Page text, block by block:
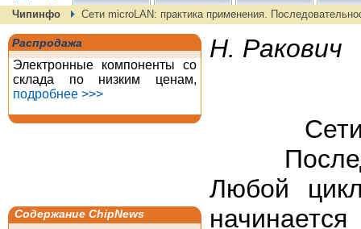
Чипинфо Сети microLAN: практика применения.
Распродажа
Электронные компоненты со
склада по низким ценам,
подробнее >>>
Содержание ChipNews
Н. Ракович
Любой